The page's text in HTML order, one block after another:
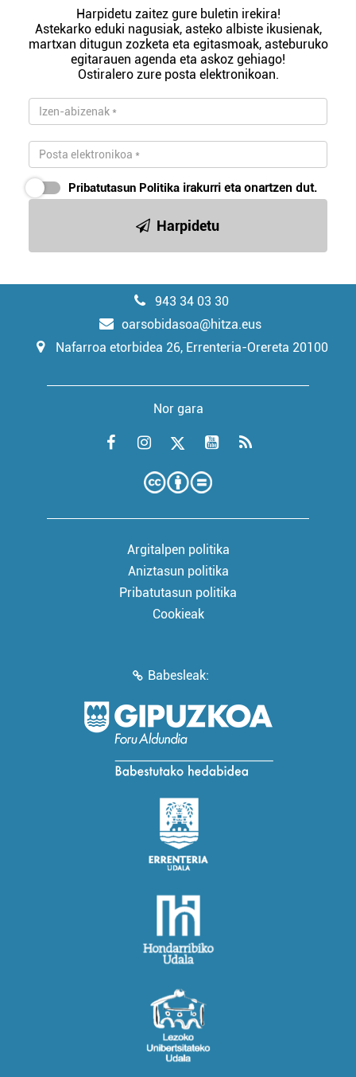
Harpidetu zaitez gure buletin irekira!
Astekarko eduki nagusiak, asteko albiste ikusienak,
martxan ditugun zozketa eta egitasmoak, asteburuko
egitarauen agenda eta askoz gehiago!
Ostiralero zure posta elektronikoan.
Pribatutasun Politika irakurri eta onartzen dut.
Harpidetu
943 34 03 30
oarsobidasoa@hitza.eus
Nafarroa etorbidea 26, Errenteria-Orereta 20100
Nor gara
Argitalpen politika
Aniztasun politika
Pribatutasun politika
Cookieak
Babesleak: